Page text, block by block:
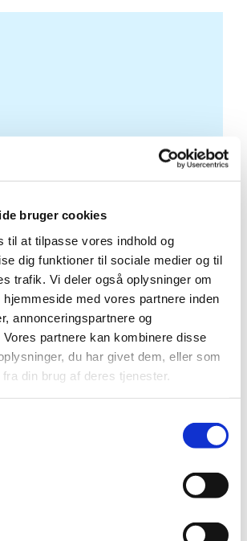
bruger cookies
til at tilpasse vores indhold og
dig funktioner til sociale medier og til
trafik. Vi deler også oplysninger om
med vores partnere inden
annonceringspartnere og
partnere kan kombinere disse
du har givet dem, eller som
din brug af deres tjenester.